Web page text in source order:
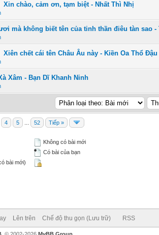
Xin chào, cảm ơn, tạm biệt - Nhất Thì Nhị
- 0 vượt quá 5 sao
12345
mà không biết tên của tinh thần điêu tàn sao -
- 0 vượt quá 5 sao
1 2345
Xiên chết cái tên Châu Âu này - Kiền Oa Thổ Đậu
- 0 vượt quá 5 sao
12345
Xâm - Bạn Dĩ Khanh Ninh
- 0 vượt quá 5 sao
123 45
4 5 52 Tiếp »
bài mới)
Không có bài mới
Có bài của bạn
Lên trên Chế độ thu gọn (Lưu trữ) RSS